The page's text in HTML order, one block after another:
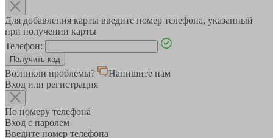
Для добавления карты введите номер телефона, указанный
при получении карты
Телефон:
Возникли проблемы?
Напишите нам
Вход или регистрация
По номеру телефона
Вход с паролем
Введите номер телефона